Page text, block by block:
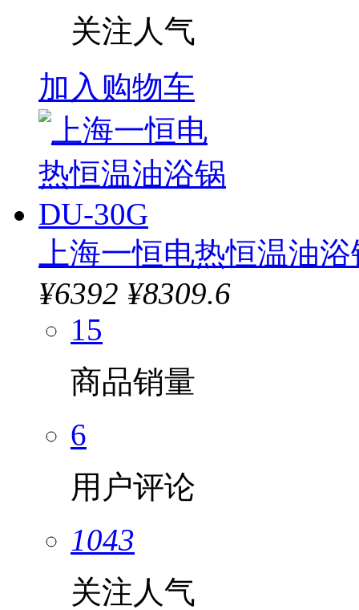
关注人气
加入购物车
上海一恒电热恒温油
¥6392 ¥8309.6
15
商品销量
6
用户评论
1043
关注人气